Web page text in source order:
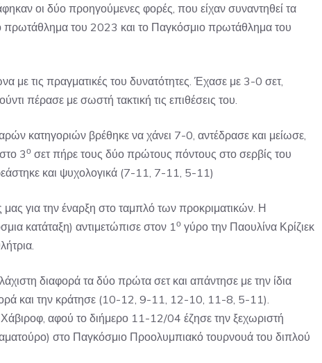
οι δύο προηγούμενες φορές, που είχαν συναντηθεί τα
πρωτάθλημα του 2023 και το Παγκόσμιο πρωτάθλημα του
τις πραγματικές του δυνατότητες. Έχασε με 3-0 σετ,
πέρασε με σωστή τακτική τις επιθέσεις του.
κατηγοριών βρέθηκε να χάνει 7-0, αντέδρασε και μείωσε,
3ο σετ πήρε τους δύο πρώτους πόντους στο σερβίς του
και ψυχολογικά (7-11, 7-11, 5-11)
μας για την έναρξη στο ταμπλό των προκριματικών. Η
κατάταξη) αντιμετώπισε στον 1ο γύρο την Παουλίνα Κρίζιεκ
διαφορά τα δύο πρώτα σετ και απάντησε με την ίδια
και την κράτησε (10-12, 9-11, 12-10, 11-8, 5-11).
αφού το διήμερο 11-12/04 έζησε την ξεχωριστή
στο Παγκόσμιο Προολυμπιακό τουρνουά του διπλού